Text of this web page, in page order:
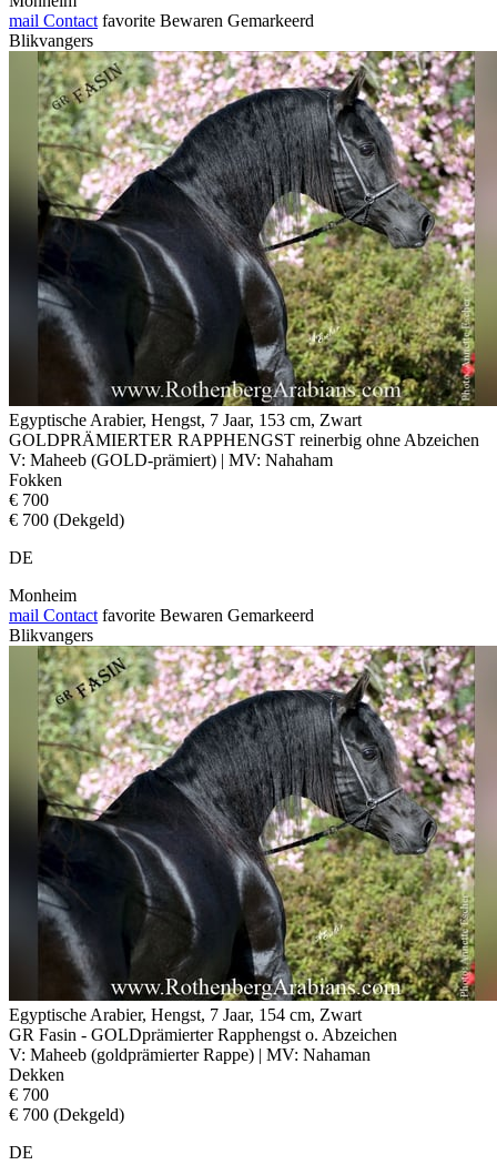
mail Contact favorite Bewaren Gemarkeerd
Blikvangers
Egyptische Arabier, Hengst, 7 Jaar, 153 cm, Zwart
GOLDPRÄMIERTER RAPPHENGST reinerbig ohne Abzeichen
V: Maheeb (GOLD-prämiert) | MV: Nahaham
Fokken
€ 700
€ 700 (Dekgeld)
DE
Monheim
mail Contact favorite Bewaren Gemarkeerd
Blikvangers
Egyptische Arabier, Hengst, 7 Jaar, 154 cm, Zwart
GR Fasin - GOLDprämierter Rapphengst o. Abzeichen
V: Maheeb (goldprämierter Rappe) | MV: Nahaman
Dekken
€ 700
€ 700 (Dekgeld)
DE